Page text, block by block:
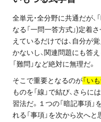
お問い
無料
全単元・全分野に共通だが
なる「一問一答方式」)定着
えているだけでは、自分が
かないし、関連問題にも答
「難問」など絶対に無理だ。
そこで重要となるのが「い
ものを「線」で結び、さらに
習法だ。１つの「暗記事項
れる「事項」を次から次へ